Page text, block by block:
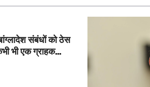
संबंधों को ठेस
भी एक ग्राहक